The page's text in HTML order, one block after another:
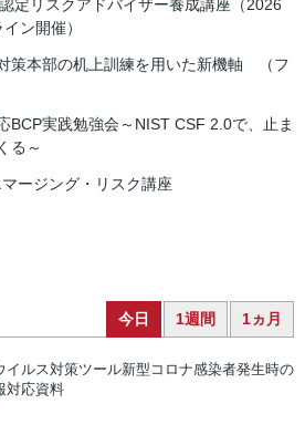
定リスクアドバイザー養成講座（2026
ン開催）
策本部の机上訓練を用いた新機軸 （フ
BCP実践勉強会～NIST CSF 2.0で、止ま
る～
ージング・リスク講座
今日 1週間 1ヵ月
イルス対策ツール新型コロナ感染者発生時の
対応資料